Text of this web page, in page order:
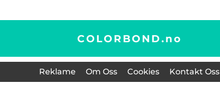
COLORBOND.no
Reklame Om Oss Cookies Kontakt Oss